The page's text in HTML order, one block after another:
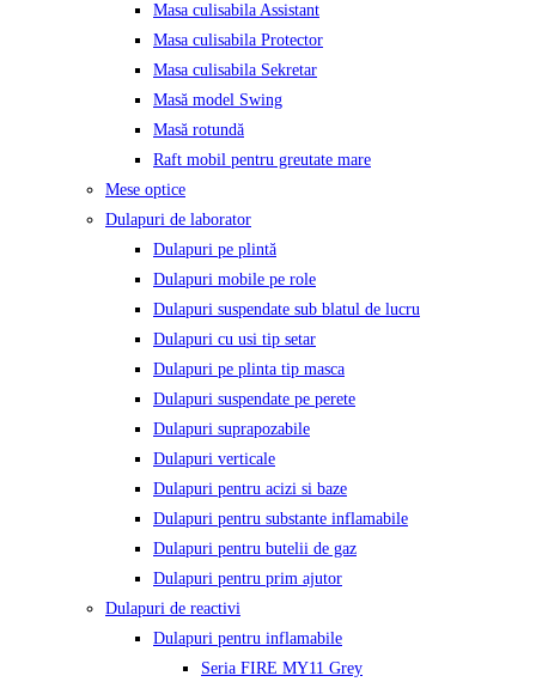
Masa culisabila Assistant
Masa culisabila Protector
Masa culisabila Sekretar
Masă model Swing
Masă rotundă
Raft mobil pentru greutate mare
Mese optice
Dulapuri de laborator
Dulapuri pe plintă
Dulapuri mobile pe role
Dulapuri suspendate sub blatul de lucru
Dulapuri cu usi tip setar
Dulapuri pe plinta tip masca
Dulapuri suspendate pe perete
Dulapuri suprapozabile
Dulapuri verticale
Dulapuri pentru acizi si baze
Dulapuri pentru substante inflamabile
Dulapuri pentru butelii de gaz
Dulapuri pentru prim ajutor
Dulapuri de reactivi
Dulapuri pentru inflamabile
Seria FIRE MY11 Grey